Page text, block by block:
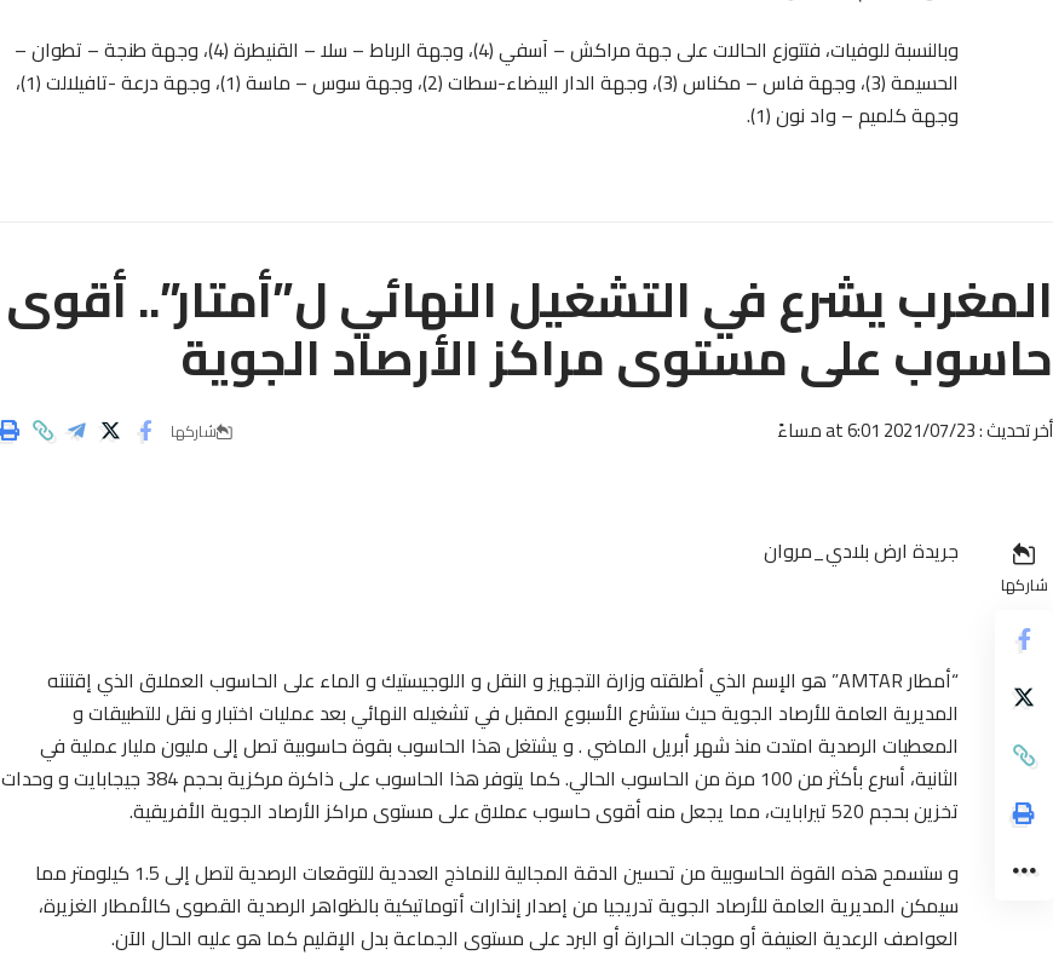
وبالنسبة للوفيات، فتتوزع الحالات على جهة مراكش – آسفي (4)، وجهة الرباط – سلا – القنيطرة (4)، وجهة طنجة – تطوان –
الحسيمة (3)، وجهة فاس – مكناس (3)، وجهة الدار البيضاء-سطات (2)، وجهة سوس – ماسة (1)، وجهة درعة -تافيلالت (1)،
وجهة كلميم – واد نون (1).
المغرب يشرع في التشغيل النهائي ل”أمتار”.. أقوى
حاسوب على مستوى مراكز الأرصاد الجوية
أخر تحديث : 2021/07/23 at 6:01 مساءً شاركها
شاركها
جريدة ارض بلادي_مروان
“أمطار AMTAR” هو الإسم الذي أطلقته وزارة التجهيز و النقل و اللوجيستيك و الماء على الحاسوب العملاق الذي إقتنته
المديرية العامة للأرصاد الجوية حيث ستشرع الأسبوع المقبل في تشغيله النهائي بعد عمليات اختبار و نقل للتطبيقات و
المعطيات الرصدية امتدت منذ شهر أبريل الماضي . و يشتغل هذا الحاسوب بقوة حاسوبية تصل إلى مليون مليار عملية في
الثانية، أسرع بأكثر من 100 مرة من الحاسوب الحالي. كما يتوفر هذا الحاسوب على ذاكرة مركزية بحجم 384 جيجابايت و وحدات
تخزين بحجم 520 تيرابايت، مما يجعل منه أقوى حاسوب عملاق على مستوى مراكز الأرصاد الجوية الأفريقية.
و ستسمح هذه القوة الحاسوبية من تحسين الدقة المجالية للنماذج العددية للتوقعات الرصدية لتصل إلى 1.5 كيلومتر مما
سيمكن المديرية العامة للأرصاد الجوية تدريجيا من إصدار إنذارات أتوماتيكية بالظواهر الرصدية القصوى كالأمطار الغزيرة،
العواصف الرعدية العنيفة أو موجات الحرارة أو البرد على مستوى الجماعة بدل الإقليم كما هو عليه الحال الآن.